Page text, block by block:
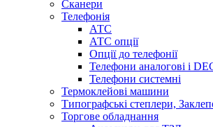
Сканери
Телефонія
АТС
АТС опції
Опції до телефонії
Телефони аналогові і
Телефони системні
Термоклейові машини
Типографські степлери,
Торгове обладнання